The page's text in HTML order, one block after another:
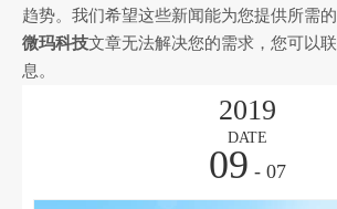
趋势。我们希望这些新闻能为您提供所需
微玛科技文章无法解决您的需求，您可以
息。
2019
DATE
09 - 07